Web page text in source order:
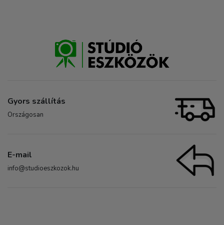
Gyors szállítás
Országosan
E-mail
info@studioeszkozok.hu